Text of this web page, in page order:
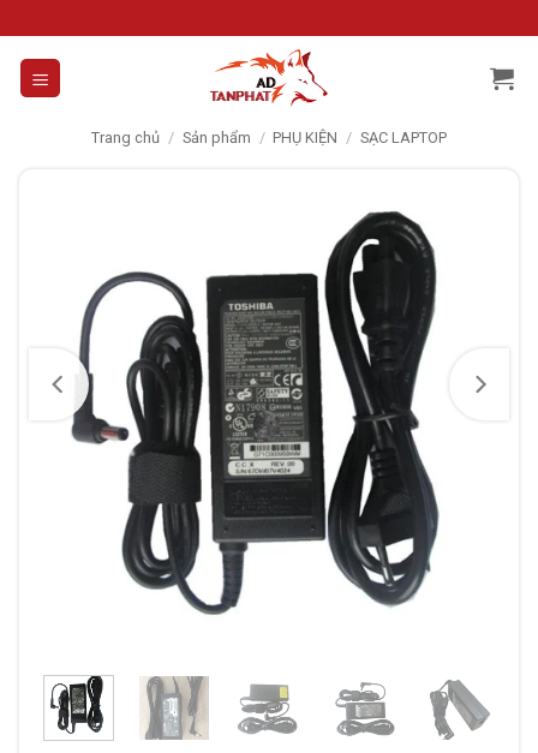
to
content
Trang chủ / Sản phẩm / PHỤ KIỆN / SẠC LAPTOP